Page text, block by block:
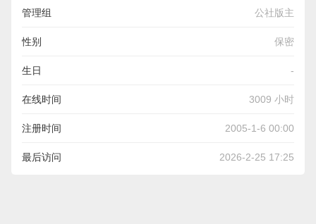
管理组 公社版主
性别 保密
生日 -
在线时间 3009 小时
注册时间 2005-1-6 00:00
最后访问 2026-2-25 17:25